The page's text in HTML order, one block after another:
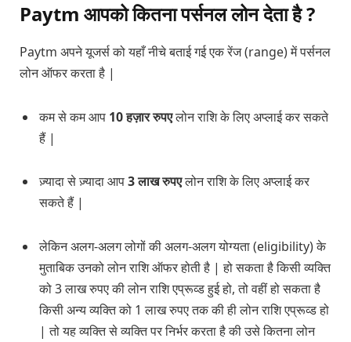
Paytm आपको कितना पर्सनल लोन देता है ?
Paytm अपने यूजर्स को यहाँ नीचे बताई गई एक रेंज (range) में पर्सनल
लोन ऑफर करता है |
कम से कम आप 10 हज़ार रुपएलोन राशि के लिए अप्लाई कर सकते
हैं |
ज़्यादा से ज़्यादा आप3 लाख रुपएलोन राशि के लिए अप्लाई कर
सकते हैं |
लेकिन अलग-अलग लोगों की अलग-अलग योग्यता (eligibility) के
मुताबिक उनको लोन राशि ऑफर होती है | हो सकता है किसी व्यक्ति
को 3 लाख रुपए की लोन राशि एप्रूव्ड हुई हो, तो वहीं हो सकता है
किसी अन्य व्यक्ति को 1 लाख रुपए तक की ही लोन राशि एप्रूव्ड हो
| तो यह व्यक्ति से व्यक्ति पर निर्भर करता है की उसे कितना लोन